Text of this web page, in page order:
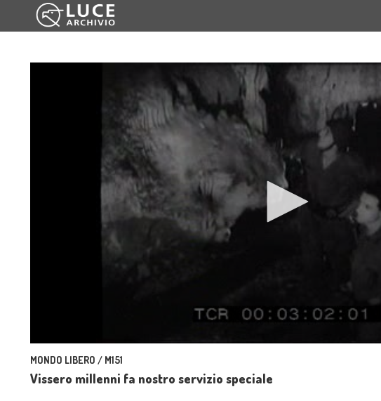
MONDO LIBERO / M151
Vissero millenni fa nostro servizio speciale